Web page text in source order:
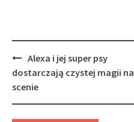
Post
navigation
Alexa i jej super psy
dostarczają czystej magii na
scenie